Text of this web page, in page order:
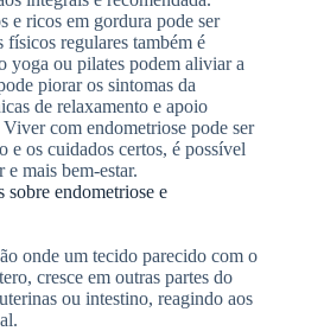
e ricos em gordura pode ser
regulares também é
yoga ou pilates podem aliviar a
piorar os sintomas da
de relaxamento e apoio
com endometriose pode ser
e os cuidados certos, é possível
mais bem-estar.
sobre endometriose e
onde um tecido parecido com o
cresce em outras partes do
ou intestino, reagindo aos